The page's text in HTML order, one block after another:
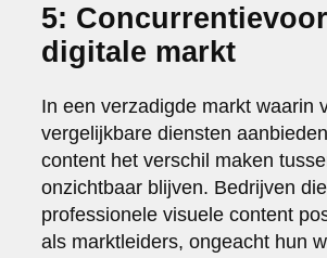
5:
digitale markt
In een verzadigde markt waarin
vergelijkbare diensten
content het verschil maken
onzichtbaar blijven. Bedrijven
professionele visuele content
als marktleiders, ongeacht hun